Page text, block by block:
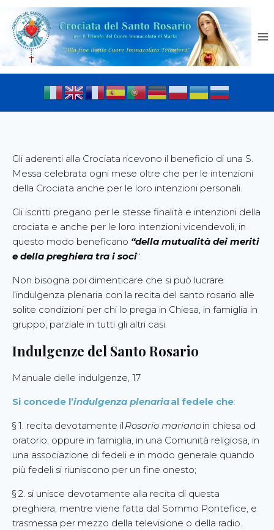
Gli aderenti alla Crociata ricevono il beneficio di una S.
Messa celebrata ogni mese oltre che per le intenzioni
della Crociata anche per le loro intenzioni personali.
Gli iscritti pregano per le stesse finalità e intenzioni della
crociata e anche per le loro intenzioni vicendevoli, in
questo modo beneficano “della mutualità dei meriti
e della preghiera tra i soci“.
Non bisogna poi dimenticare che si può lucrare
l’indulgenza plenaria con la recita del santo rosario alle
solite condizioni per chi lo prega in Chiesa, in famiglia in
gruppo; parziale in tutti gli altri casi.
Indulgenze del Santo Rosario
Manuale delle indulgenze, 17
Si concede l’indulgenza plenariaal fedele che:
§ 1. recita devotamente il Rosario marianoin chiesa od
oratorio, oppure in famiglia, in una Comunità religiosa, in
una associazione di fedeli e in modo generale quando
più fedeli si riuniscono per un fine onesto;
§ 2. si unisce devotamente alla recita di questa
preghiera, mentre viene fatta dal Sommo Pontefice, e
trasmessa per mezzo della televisione o della radio.